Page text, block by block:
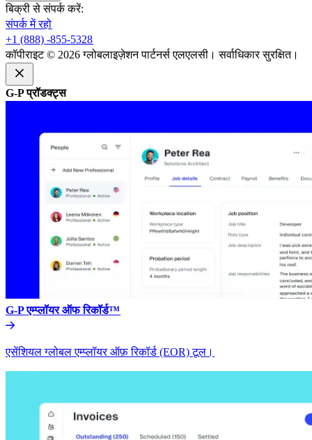
बिक्री से संपर्क करें:​​
संपर्क में रहो​​
+1 (888) -855-5328​​
कॉपीराइट © 2026 ग्लोबलाइज़ेशन पार्टनर्स एलएलसी। सर्वाधिकार सुरक्षित।​​
G-P प्रॉडक्ट्स​​
G-P एम्प्लॉयर ऑफ रिकॉर्ड™​​
एसेंशियल ग्लोबल एम्प्लॉयर ऑफ़ रिकॉर्ड (EOR) टूल।​​